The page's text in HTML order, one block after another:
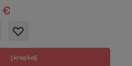
€
Į krepšelį